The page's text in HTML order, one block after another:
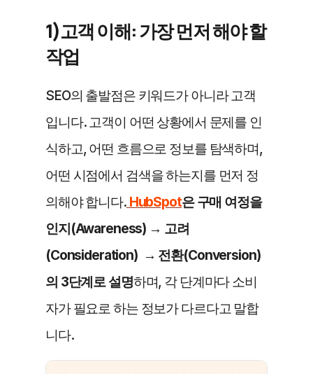
1)고객 이해: 가장 먼저 해야 할
작업
SEO의 출발점은 키워드가 아니라 고객
입니다. 고객이 어떤 상황에서 문제를 인
식하고, 어떤 흐름으로 정보를 탐색하며,
어떤 시점에서 검색을 하는지를 먼저 정
의해야 합니다. HubSpot은 구매 여정을
인지(Awareness) → 고려
(Consideration)  → 전환(Conversion)
의 3단계로 설명하며, 각 단계마다 소비
자가 필요로 하는 정보가 다르다고 말합
니다.